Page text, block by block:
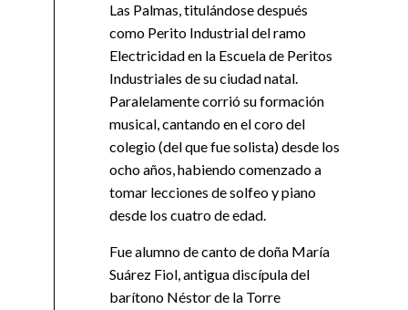
Las Palmas, titulándose después
como Perito Industrial del ramo
Electricidad en la Escuela de Peritos
Industriales de su ciudad natal.
Paralelamente corrió su formación
musical, cantando en el coro del
colegio (del que fue solista) desde los
ocho años, habiendo comenzado a
tomar lecciones de solfeo y piano
desde los cuatro de edad.
Fue alumno de canto de doña María
Suárez Fiol, antigua discípula del
barítono Néstor de la Torre